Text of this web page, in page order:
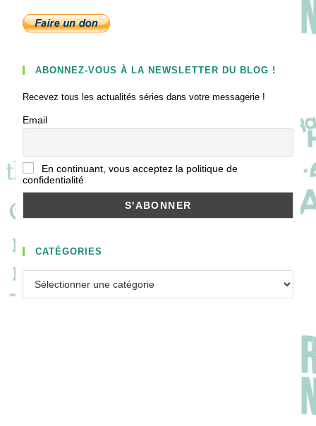
ABONNEZ-VOUS À LA NEWSLETTER DU BLOG !
Recevez tous les actualités séries dans votre messagerie !
Email
En continuant, vous acceptez la politique de
confidentialité
CATÉGORIES